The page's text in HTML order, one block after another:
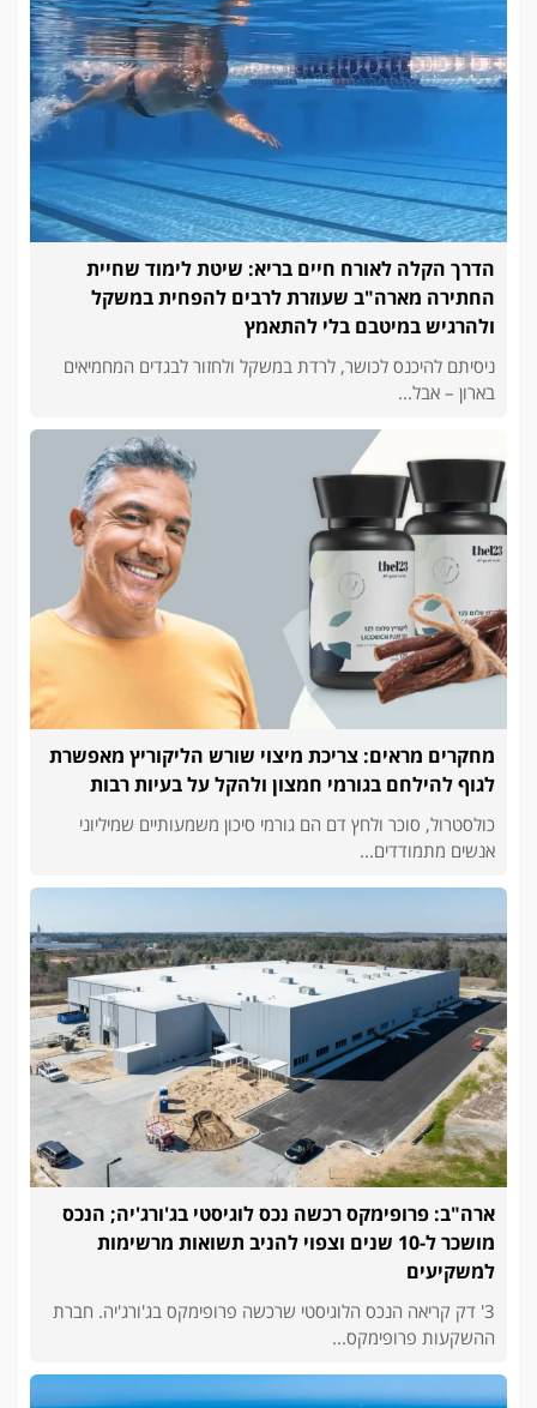
הדרך הקלה לאורח חיים בריא: שיטת לימוד שחיית
החתירה מארה"ב שעוזרת לרבים להפחית במשקל
ולהרגיש במיטבם בלי להתאמץ
ניסיתם להיכנס לכושר, לרדת במשקל ולחזור לבגדים המחמיאים
בארון – אבל...
מחקרים מראים: צריכת מיצוי שורש הליקוריץ מאפשרת
לגוף להילחם בגורמי חמצון ולהקל על בעיות רבות
כולסטרול, סוכר ולחץ דם הם גורמי סיכון משמעותיים שמיליוני
אנשים מתמודדים...
ארה"ב: פרופימקס רכשה נכס לוגיסטי בג'ורג'יה; הנכס
מושכר ל-10 שנים וצפוי להניב תשואות מרשימות
למשקיעים
3' דק קריאה הנכס הלוגיסטי שרכשה פרופימקס בג'ורג'יה. חברת
ההשקעות פרופימקס...